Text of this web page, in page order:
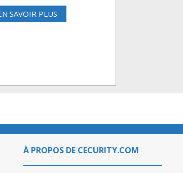
SAVOIR PLUS
À PROPOS DE CECURITY.COM